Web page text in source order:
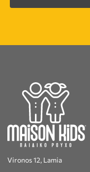
Vironos 12, Lamia